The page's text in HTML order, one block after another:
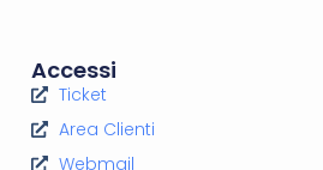
Accessi
Ticket
Area Clienti
Webmail